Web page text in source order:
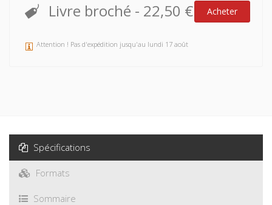
Livre broché - 22,50 € Acheter
Attention ! Pas d'expédition jusqu'au lundi 17 août
Spécifications
Formats
Sommaire